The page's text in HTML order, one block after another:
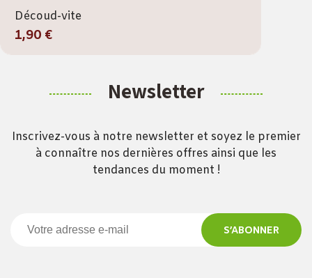
Découd-vite
1,90 €
Newsletter
Inscrivez-vous à notre newsletter et soyez le premier
à connaître nos dernières offres ainsi que les
tendances du moment !
S’ABONNER